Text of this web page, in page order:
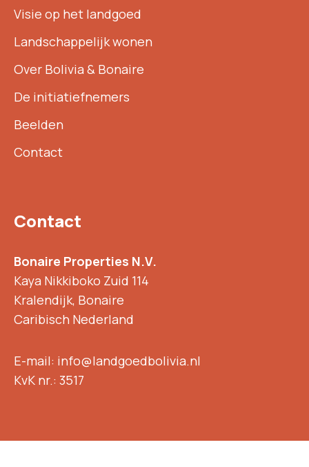
Visie op het landgoed
Landschappelijk wonen
Over Bolivia & Bonaire
De initiatiefnemers
Beelden
Contact
Contact
Bonaire Properties N.V.
Kaya Nikkiboko Zuid 114
Kralendijk, Bonaire
Caribisch Nederland
E-mail: info@landgoedbolivia.nl
KvK nr.: 3517